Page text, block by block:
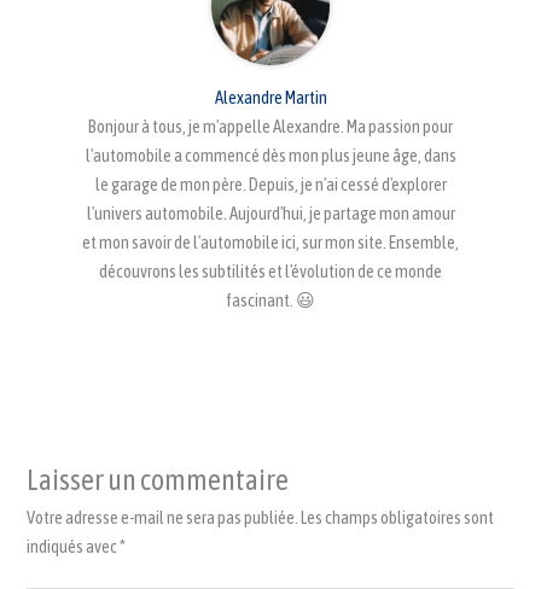
Alexandre Martin
Bonjour à tous, je m'appelle Alexandre. Ma passion pour
l'automobile a commencé dès mon plus jeune âge, dans
le garage de mon père. Depuis, je n'ai cessé d'explorer
l'univers automobile. Aujourd'hui, je partage mon amour
et mon savoir de l'automobile ici, sur mon site. Ensemble,
découvrons les subtilités et l'évolution de ce monde
fascinant. 😃
Laisser un commentaire
Votre adresse e-mail ne sera pas publiée. Les champs obligatoires sont
indiqués avec*